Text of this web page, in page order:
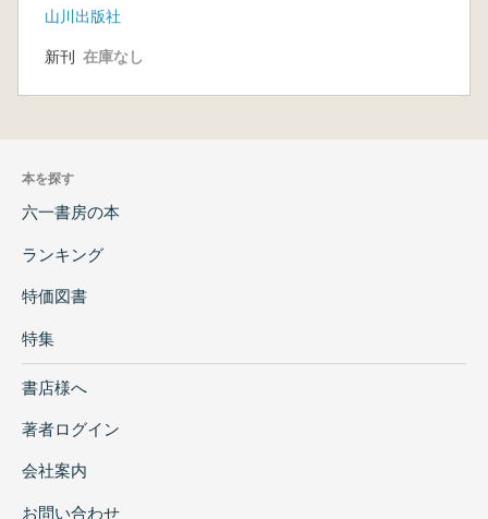
山川出版社
新刊 在庫なし
本を探す
六一書房の本
ランキング
特価図書
特集
書店様へ
著者ログイン
会社案内
お問い合わせ